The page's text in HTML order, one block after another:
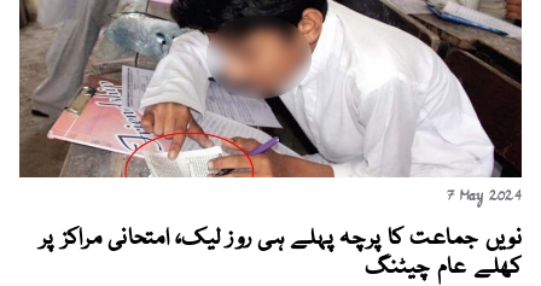
7 May 2024
نویں جماعت کا پرچہ پہلے ہی روز لیک، امتحانی مراکز پر
کھلے عام چیٹنگ